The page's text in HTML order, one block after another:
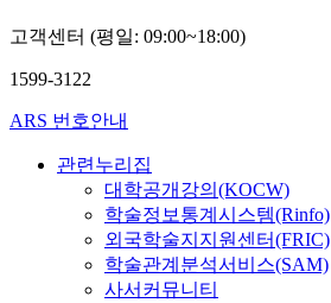
고객센터 (평일: 09:00~18:00)
1599-3122
ARS 번호안내
관련누리집
대학공개강의(KOCW)
학술정보통계시스템(Rinfo)
외국학술지지원센터(FRIC)
학술관계분석서비스(SAM)
사서커뮤니티